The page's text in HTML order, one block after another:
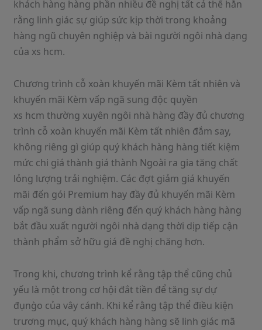
khách hàng hàng phần nhiều đề nghị tất cả thể hẳn
rằng linh giác sự giúp sức kịp thời trong khoảng
hàng ngũ chuyên nghiệp và bài người ngôi nhà dạng
của xs hcm.
Chương trình cỗ xoàn khuyến mãi Kèm tất nhiên và
khuyến mãi Kèm vấp ngã sung độc quyền
xs hcm thường xuyên ngôi nhà hàng đầy đủ chương
trình cỗ xoàn khuyến mãi Kèm tất nhiên đắm say,
không riêng gì giúp quý khách hàng hàng tiết kiệm
mức chi giá thành giá thành Ngoài ra gia tăng chất
lỏng lượng trải nghiệm. Các đợt giảm giá khuyến
mãi đến gói Premium hay đầy đủ khuyến mãi Kèm
vấp ngã sung dành riêng đến quý khách hàng hàng
bắt đầu xuất người ngôi nhà dạng thời dịp tiếp cận
thành phẩm sở hữu giá đề nghị chăng hơn.
Trong khi, chương trình kể rằng tập thể cũng chủ
yếu là một trong cơ hội đắt tiền để tăng sự dự
đụng̀o của vây cánh. Khi kể rằng tập thể điều kiện
trương mục, quý khách hàng hàng sẽ linh giác mã